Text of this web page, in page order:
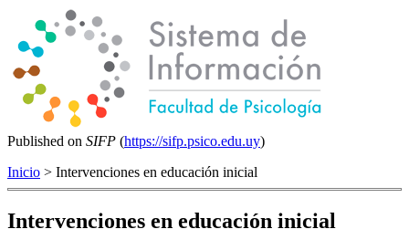
Published on SIFP (https://sifp.psico.edu.uy)
Inicio > Intervenciones en educación inicial
Intervenciones en educación inicial